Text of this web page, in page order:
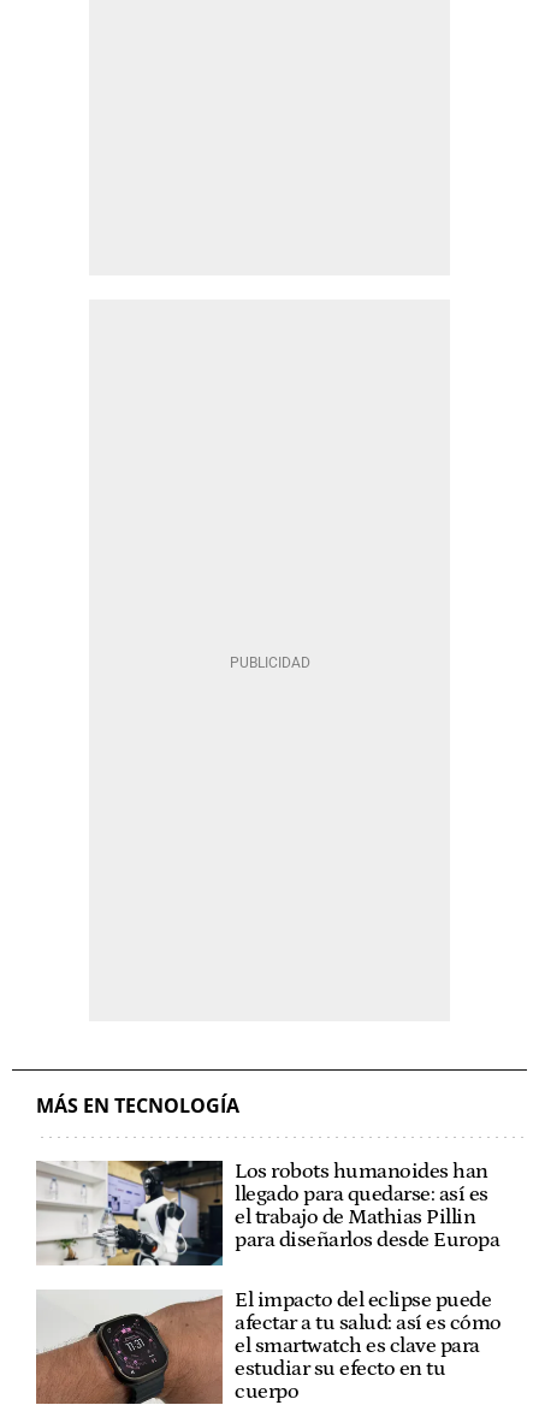
MÁS EN TECNOLOGÍA
Los robots humanoides han
llegado para quedarse: así es
el trabajo de Mathias Pillin
para diseñarlos desde Europa
El impacto del eclipse puede
afectar a tu salud: así es cómo
el smartwatch es clave para
estudiar su efecto en tu
cuerpo